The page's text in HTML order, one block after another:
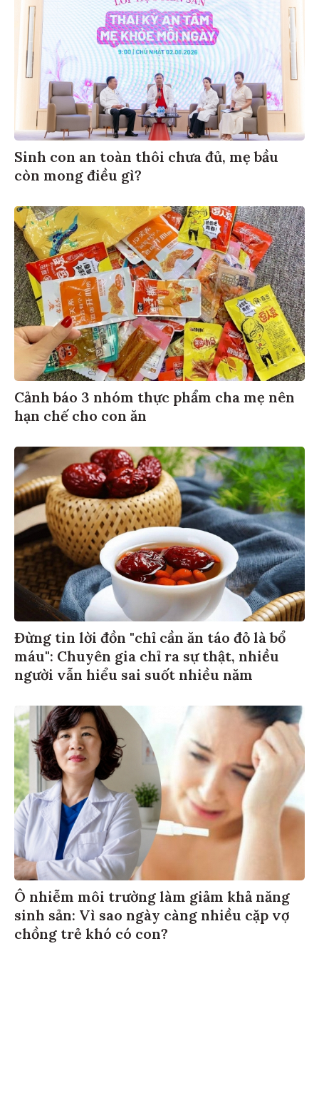
Sinh con an toàn thôi chưa đủ, mẹ bầu
còn mong điều gì?
Cảnh báo 3 nhóm thực phẩm cha mẹ nên
hạn chế cho con ăn
Đừng tin lời đồn "chỉ cần ăn táo đỏ là bổ
máu": Chuyên gia chỉ ra sự thật, nhiều
người vẫn hiểu sai suốt nhiều năm
Ô nhiễm môi trường làm giảm khả năng
sinh sản: Vì sao ngày càng nhiều cặp vợ
chồng trẻ khó có con?